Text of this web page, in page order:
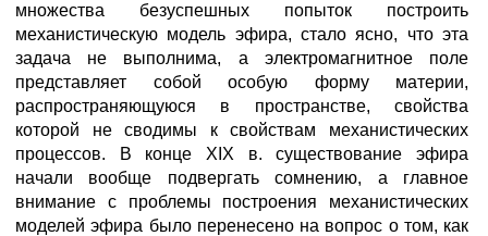
множества безуспешных попыток построить
механистическую модель эфира, стало ясно, что эта
задача не выполнима, а электромагнитное поле
представляет собой особую форму материи,
распространяющуюся в пространстве, свойства
которой не сводимы к свойствам механистических
процессов. В конце XIX в. существование эфира
начали вообще подвергать сомнению, а главное
внимание с проблемы построения механистических
моделей эфира было перенесено на вопрос о том, как